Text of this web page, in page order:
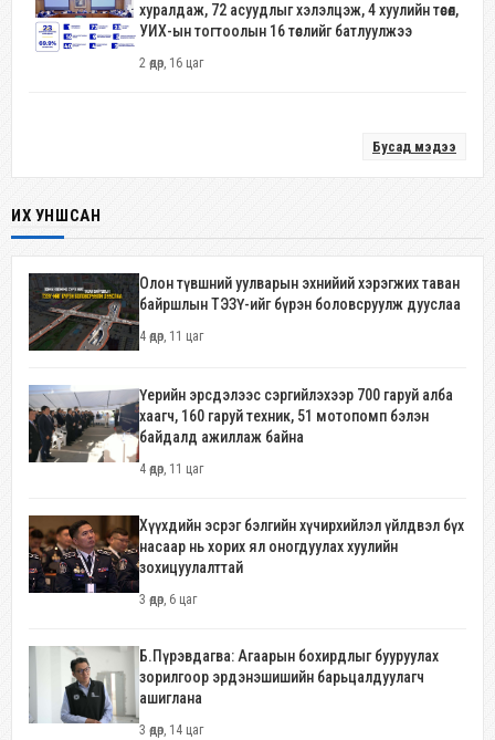
хуралдаж, 72 асуудлыг хэлэлцэж, 4 хуулийн төсөл,
УИХ-ын тогтоолын 16 төслийг батлуулжээ
2 өдөр, 16 цаг
Бусад мэдээ
ИХ УНШСАН
Олон түвшний уулварын эхнийий хэрэгжих таван
байршлын ТЭЗҮ-ийг бүрэн боловсруулж дууслаа
4 өдөр, 11 цаг
Үерийн эрсдэлээс сэргийлэхээр 700 гаруй алба
хаагч, 160 гаруй техник, 51 мотопомп бэлэн
байдалд ажиллаж байна
4 өдөр, 11 цаг
Хүүхдийн эсрэг бэлгийн хүчирхийлэл үйлдвэл бүх
насаар нь хорих ял оногдуулах хуулийн
зохицуулалттай
3 өдөр, 6 цаг
Б.Пүрэвдагва: Агаарын бохирдлыг бууруулах
зорилгоор эрдэнэшишийн барьцалдуулагч
ашиглана
3 өдөр, 14 цаг